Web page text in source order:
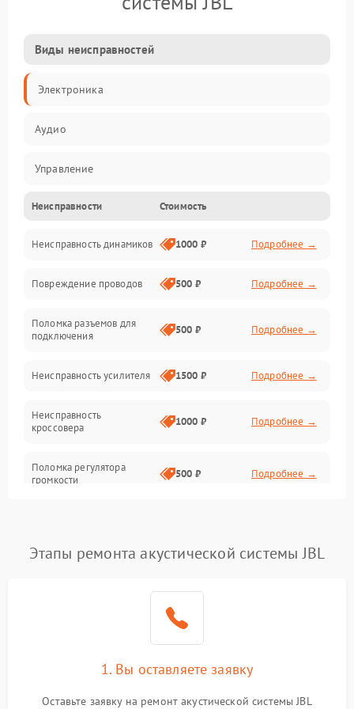
Виды неисправностей
Электроника
Аудио
Управление
Электропитание
Связь
Механические повреждения
Неисправности Стоимость
Неисправность динамиков 1000 ₽ Подробнее →
Повреждение проводов 500 ₽ Подробнее →
Поломка разъемов для
подключения
500 ₽ Подробнее →
Неисправность усилителя 1500 ₽ Подробнее →
Неисправность
кроссовера
1000 ₽ Подробнее →
Поломка регулятора
громкости
500 ₽ Подробнее →
1000 ₽
Повреждение системы
Этапы ремонта акустической системы JBL
1. Вы оставляете заявку
Оставьте заявку на ремонт акустической системы JBL